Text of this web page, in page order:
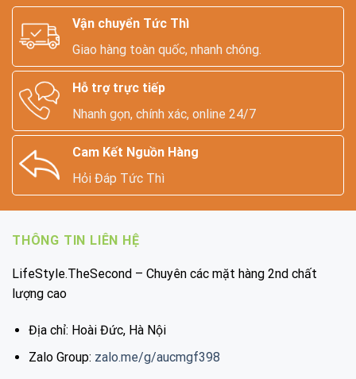
Vận chuyển Tức Thì
Giao hàng toàn quốc, nhanh chóng.
Hỗ trợ trực tiếp
Nhanh gọn, chính xác, online 24/7
Cam Kết Nguồn Hàng
Hỏi Đáp Tức Thì
THÔNG TIN LIÊN HỆ
LifeStyle.TheSecond – Chuyên các mặt hàng 2nd chất
lượng cao
Địa chỉ: Hoài Đức, Hà Nội
Zalo Group: zalo.me/g/aucmgf398